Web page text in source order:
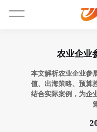
农业企业
本文解析农业企业参
值、出海策略、预算
结合实际案例，为企